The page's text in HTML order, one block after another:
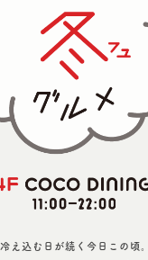
冷え込む日が続く今日この頃。